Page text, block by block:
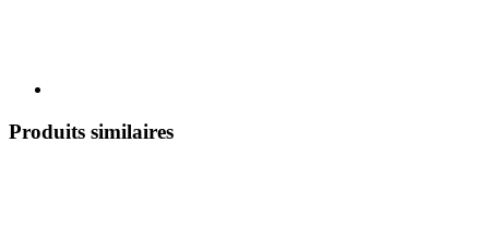
Produits similaires